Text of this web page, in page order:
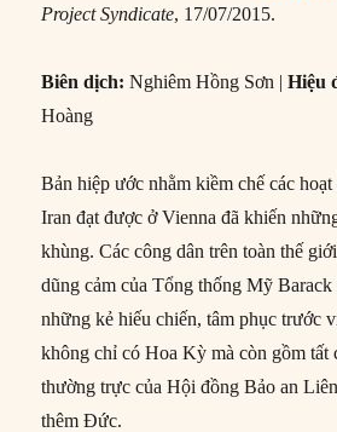
Project Syndicate, 17/07/2015.
Biên dịch: Nghiêm Hồng Sơn |Hiệu
Hoàng
Bản hiệp ước nhằm kiềm chế các hoạt
Iran đạt được ở Vienna đã khiến
khùng. Các công dân trên toàn thế
dũng cảm của Tổng thống Mỹ Barack
những kẻ hiếu chiến, tâm phục trước
không chỉ có Hoa Kỳ mà còn gồm tất
thường trực của Hội đồng Bảo an
thêm Đức.